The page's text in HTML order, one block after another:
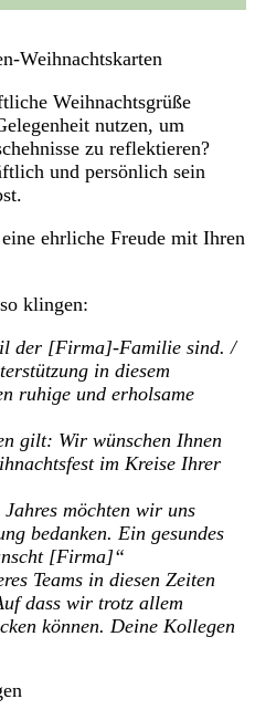
Weihnachtskarten
Weihnachtsgrüße
nutzen, um
zu reflektieren?
und persönlich sein
ehrliche Freude mit Ihren
klingen:
der [Firma]-Familie sind. /
in diesem
ruhige und erholsame
gilt: Wir wünschen Ihnen
im Kreise Ihrer
möchten wir uns
bedanken. Ein gesundes
[Firma]“
Teams in diesen Zeiten
dass wir trotz allem
können. Deine Kollegen